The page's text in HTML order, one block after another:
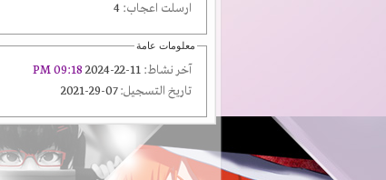
ارسلت اعجاب:
معلومات عامة
آخر نشاط:
09:18 PM
تاريخ التسجيل:07-29-2021